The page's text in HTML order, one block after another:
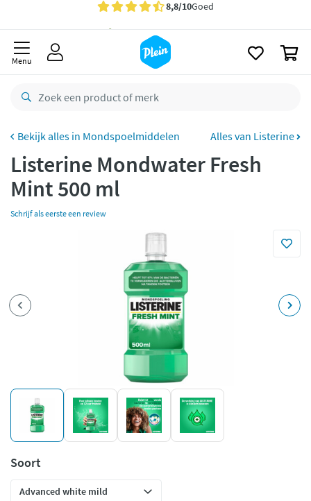
Gratisbezorging vanaf 35,- *
Bestelling uiterlijkmaandag
retourneren
CO2 neutraal
Betaal met Klarna
Menu
Mondspoelmiddelen Alles van Listerine
Listerine Mondwater Fresh
Mint 500 ml
Schrijf als eerste een review
Soort